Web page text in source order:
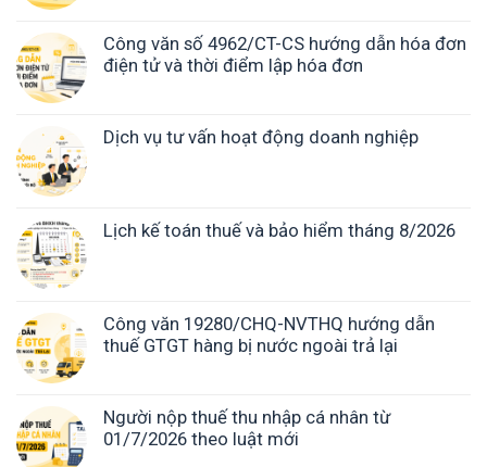
Công văn số 4962/CT-CS hướng dẫn hóa đơn
điện tử và thời điểm lập hóa đơn
Dịch vụ tư vấn hoạt động doanh nghiệp
Lịch kế toán thuế và bảo hiểm tháng 8/2026
Công văn 19280/CHQ-NVTHQ hướng dẫn
thuế GTGT hàng bị nước ngoài trả lại
Người nộp thuế thu nhập cá nhân từ
01/7/2026 theo luật mới